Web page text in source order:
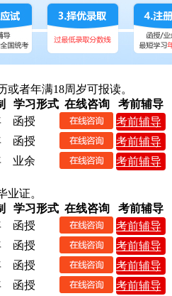
者年满18周岁可报读。
学习形式 在线咨询
考前辅导
函授
考前辅导
函授
考前辅导
业余
考前辅导
业证。
学习形式 在线咨询
考前辅导
函授
考前辅导
函授
考前辅导
函授
考前辅导
函授
考前辅导